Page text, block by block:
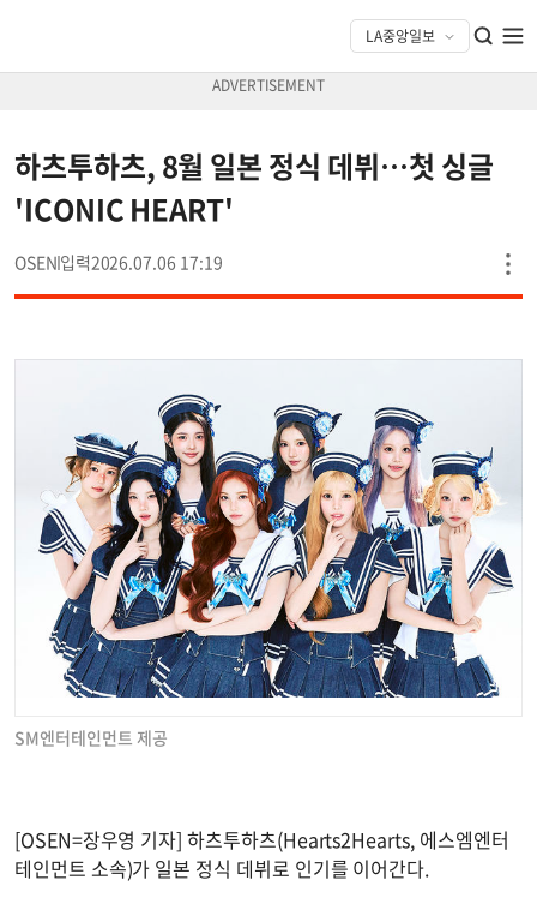
하츠투하츠, 8월 일본 정식 데뷔…첫 싱글
'ICONIC HEART'
OSEN 2026.07.06 17:19
SM엔터테인먼트 제공
[OSEN=장우영 기자] 하츠투하츠(Hearts2Hearts, 에스엠엔터
테인먼트 소속)가 일본 정식 데뷔로 인기를 이어간다.